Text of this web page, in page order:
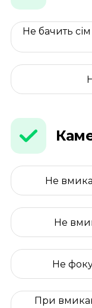
Не бачить
Не
Не
Не
При